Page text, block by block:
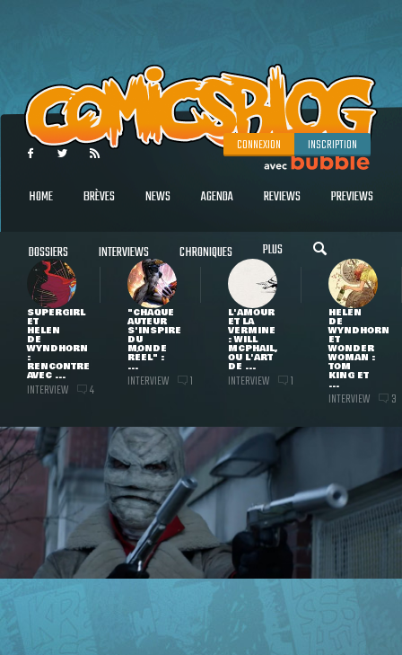
CONNEXION INSCRIPTION
HOME BRÈVES NEWS AGENDA REVIEWS PREVIEWS
DOSSIERS INTERVIEWS CHRONIQUES PLUS
SUPERGIRL
ET
HELEN
DE
WYNDHORN
:
RENCONTRE
AVEC ...
INTERVIEW 4
"CHAQUE
AUTEUR
S'INSPIRE
DU
MONDE
RÉEL" :
...
INTERVIEW 1
L'AMOUR
ET LA
VERMINE
: WILL
MCPHAIL,
OU L'ART
DE ...
INTERVIEW 1
HELEN
DE
WYNDHORN
ET
WONDER
WOMAN :
TOM
KING ET
...
INTERVIEW 3